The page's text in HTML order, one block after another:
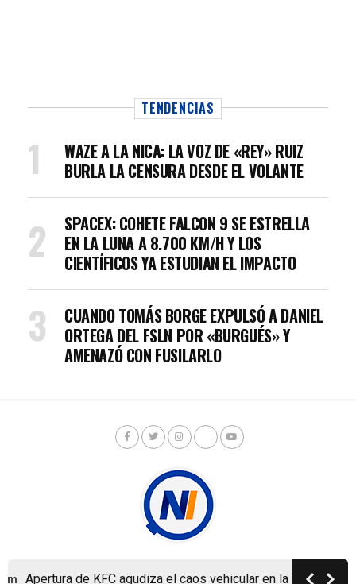
Apertura de KFC agudiza el caos vehicular en la ya
TENDENCIAS
WAZE A LA NICA: LA VOZ DE «REY» RUIZ
BURLA LA CENSURA DESDE EL VOLANTE
SPACEX: COHETE FALCON 9 SE ESTRELLA
EN LA LUNA A 8.700 KM/H Y LOS
CIENTÍFICOS YA ESTUDIAN EL IMPACTO
CUANDO TOMÁS BORGE EXPULSÓ A DANIEL
ORTEGA DEL FSLN POR «BURGUÉS» Y
AMENAZÓ CON FUSILARLO